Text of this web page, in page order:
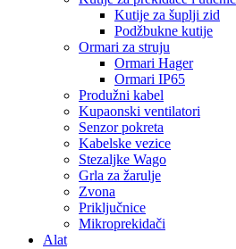
Kutije za šuplji zid
Podžbukne kutije
Ormari za struju
Ormari Hager
Ormari IP65
Produžni kabel
Kupaonski ventilatori
Senzor pokreta
Kabelske vezice
Stezaljke Wago
Grla za žarulje
Zvona
Priključnice
Mikroprekidači
Alat